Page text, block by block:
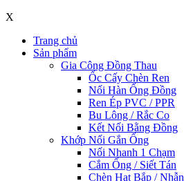
X
Trang chủ
Sản phẩm
Gia Công Đồng Thau
Ốc Cấy Chèn Ren
Nối Hàn Ống Đồng
Ren Ép PVC / PPR
Bu Lông / Rắc Co
Kết Nối Bằng Đồng
Khớp Nối Gắn Ống
Nối Nhanh 1 Chạm
Cắm Ống / Siết Tán
Chèn Hạt Bắp / Nhẫn